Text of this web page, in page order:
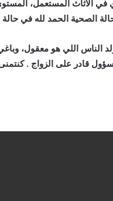
قادر على الزواج .